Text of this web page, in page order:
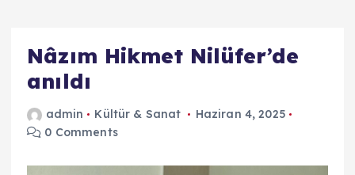
Nâzım Hikmet Nilüfer’de
anıldı
admin Kültür & Sanat
Haziran 4, 2025
0 Comments